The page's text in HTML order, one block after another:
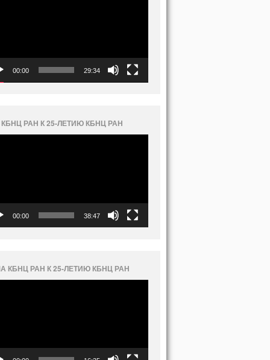
00:00 29:34
РАН К 25-ЛЕТИЮ КБНЦ РАН
00:00 38:47
КБНЦ РАН К 25-ЛЕТИЮ КБНЦ РАН